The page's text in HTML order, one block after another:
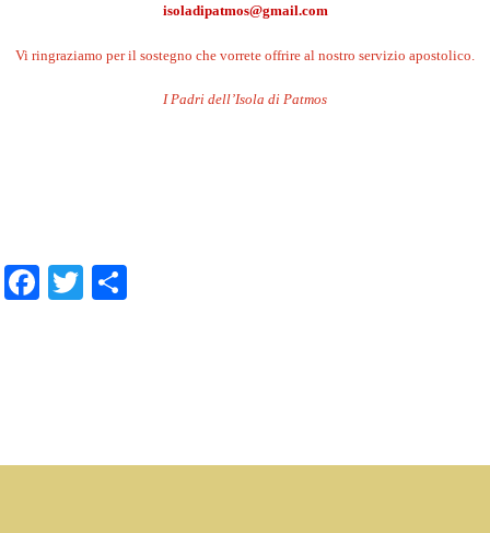
isoladipatmos@gmail.com
Vi ringraziamo per il sostegno che vorrete offrire al nostro servizio apostolico.
I Padri dell’Isola di Patmos
Facebook
Twitter